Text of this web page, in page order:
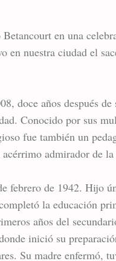
en una
en nuestra ciudad el
doce años después
Conocido por sus
fue también un
admirador de
febrero de 1942. Hijo
la educación
años del
inició su
Su madre enfermó,